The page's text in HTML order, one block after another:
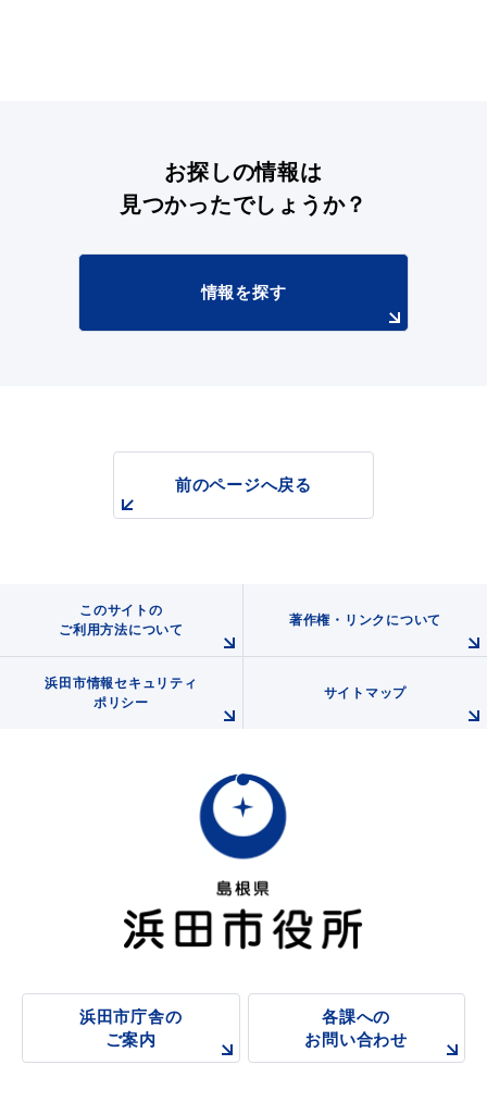
浜田市観光協会ポータルサイト「はまナビ」
移住・出会い応援（はまだ暮らし）
お探しの情報は
見つかったでしょうか？
情報を探す
前のページへ戻る
このサイトの
ご利用方法について
著作権・リンクについて
浜田市情報セキュリティ
ポリシー
サイトマップ
浜田市庁舎の
ご案内
各課への
お問い合わせ